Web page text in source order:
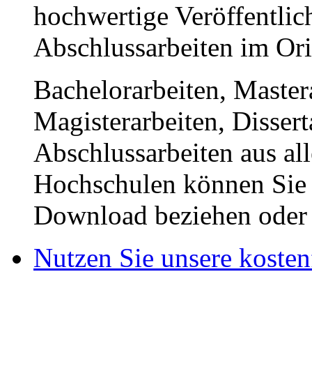
Diplom.de steht seit
hochwertige
Abschlussarbeiten im
Bachelorarbeiten,
Magisterarbeiten,
Abschlussarbeiten aus
Hochschulen können
Download beziehen